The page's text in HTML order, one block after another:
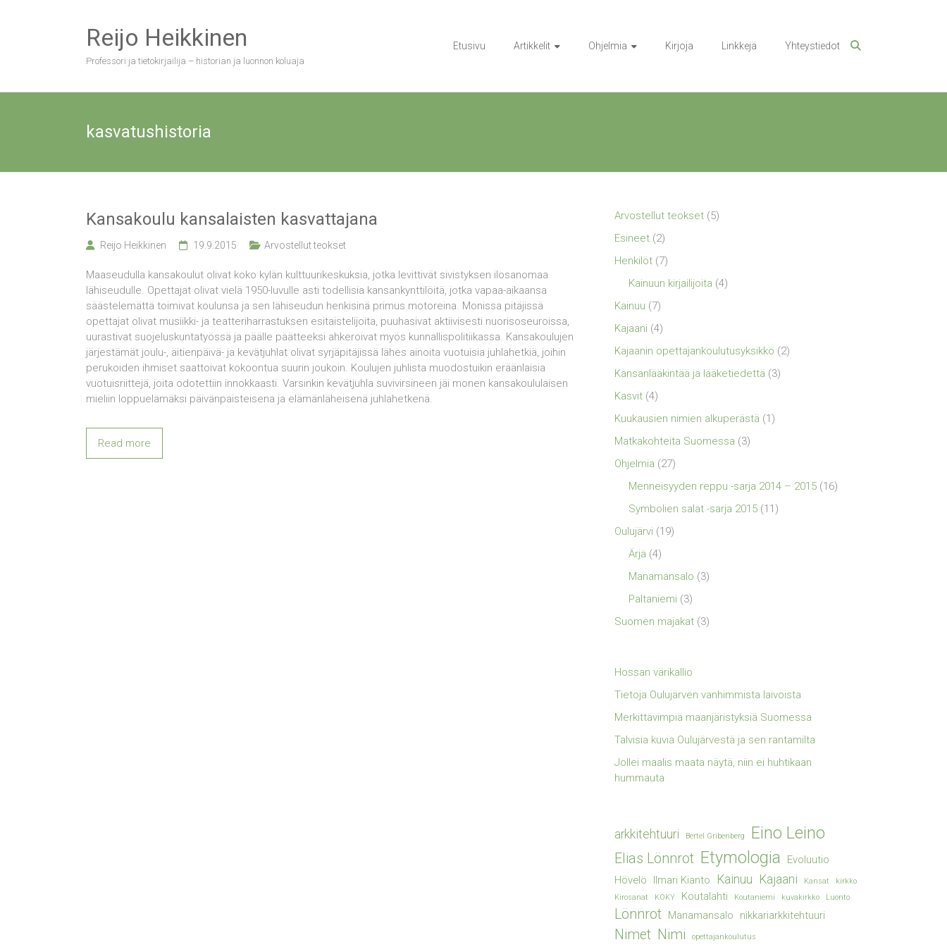
Reijo Heikkinen
Professori ja tietokirjailija – historian ja luonnon koluaja
Etusivu Artikkelit Ohjelmia Kirjoja Linkkejä Yhteystiedot
kasvatushistoria
Kansakoulu kansalaisten kasvattajana
Reijo Heikkinen 19.9.2015 Arvostellut teokset
Maaseudulla kansakoulut olivat koko kylän kulttuurikeskuksia, jotka levittivät sivistyksen ilosanomaa
lähiseudulle. Opettajat olivat vielä 1950-luvulle asti todellisia kansankynttilöitä, jotka vapaa-aikaansa
säästelemättä toimivat koulunsa ja sen lähiseudun henkisinä primus motoreina. Monissa pitäjissä
opettajat olivat musiikki- ja teatteriharrastuksen esitaistelijoita, puuhasivat aktiivisesti nuorisoseuroissa,
uurastivat suojeluskuntatyössä ja päälle päätteeksi ahkeroivat myös kunnallispolitiikassa. Kansakoulujen
järjestämät joulu-, äitienpäivä- ja kevätjuhlat olivat syrjäpitäjissä lähes ainoita vuotuisia juhlahetkiä, joihin
perukoiden ihmiset saattoivat kokoontua suurin joukoin. Koulujen juhlista muodostuikin eräänlaisia
vuotuisriittejä, joita odotettiin innokkaasti. Varsinkin kevätjuhla suvivirsineen jäi monen kansakoululaisen
mieliin loppuelämäksi päivänpaisteisena ja elämänläheisenä juhlahetkenä.
Read more
Arvostellut teokset (5)
Esineet (2)
Henkilöt (7)
Kainuun kirjailijoita (4)
Kainuu (7)
Kajaani (4)
Kajaanin opettajankoulutusyksikkö (2)
Kansanlääkintää ja lääketiedettä (3)
Kasvit (4)
Kuukausien nimien alkuperästä (1)
Matkakohteita Suomessa (3)
Ohjelmia (27)
Menneisyyden reppu -sarja 2014 – 2015 (16)
Symbolien salat -sarja 2015 (11)
Oulujärvi (19)
Ärjä (4)
Manamansalo (3)
Paltaniemi (3)
Suomen majakat (3)
Hossan värikallio
Tietoja Oulujärven vanhimmista laivoista
Merkittävimpiä maanjäristyksiä Suomessa
Talvisia kuvia Oulujärvestä ja sen rantamilta
Jollei maalis maata näytä, niin ei huhtikaan
hummauta
arkkitehtuuri Bertel Gribenberg Eino Leino
Elias Lönnrot Etymologia
Evoluutio
Hövelö
Ilmari Kianto Kainuu Kajaani Kansat
kirkko
Kirosanat
KOKY Koutalahti Koutaniemi kuvakirkko Luonto
Lönnrot Manamansalo nikkariarkkitehtuuri
Nimet Nimi opettajankoulutus